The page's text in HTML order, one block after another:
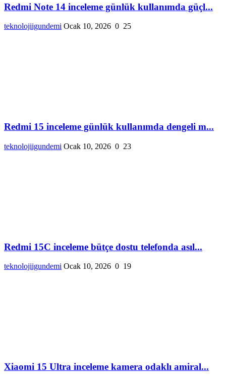
Redmi Note 14 inceleme günlük kullanımda güçl...
teknolojiigundemi Ocak 10, 2026 0 25
Redmi 15 inceleme günlük kullanımda dengeli m...
teknolojiigundemi Ocak 10, 2026 0 23
Redmi 15C inceleme bütçe dostu telefonda asıl...
teknolojiigundemi Ocak 10, 2026 0 19
Xiaomi 15 Ultra inceleme kamera odaklı amiral...